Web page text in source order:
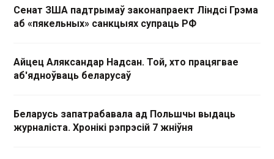
Сенат ЗША падтрымаў законапраект Ліндсі Грэма
аб «пякельных» санкцыях супраць РФ
Айцец Аляксандар Надсан. Той, хто працягвае
аб'ядноўваць беларусаў
Беларусь запатрабавала ад Польшчы выдаць
журналіста. Хронікі рэпрэсій 7 жніўня